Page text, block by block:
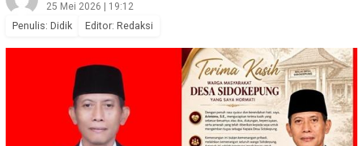
25 Mei 2026 | 19:12
Penulis: Didik Editor: Redaksi